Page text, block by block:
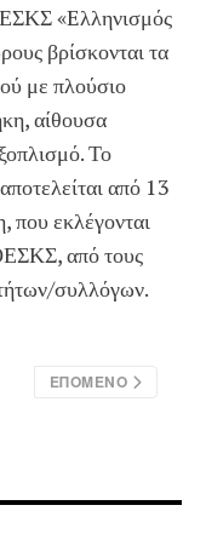
«Eλληνισμός
βρίσκονται τα
με πλούσιο
αίθουσα
Το
από 13
που εκλέγονται
από τους
συλλόγων.
ΕΠΌΜΕΝΟ